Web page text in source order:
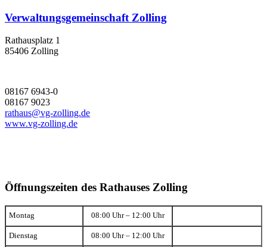
Verwaltungsgemeinschaft Zolling
Rathausplatz 1
85406 Zolling
08167 6943-0
08167 9023
rathaus@vg-zolling.de
www.vg-zolling.de
Öffnungszeiten des Rathauses Zolling
Montag 08:00 Uhr – 12:00 Uhr
Dienstag 08:00 Uhr – 12:00 Uhr